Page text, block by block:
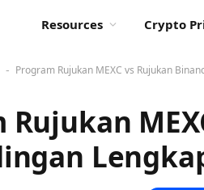
Resources Crypto
- Program Rujukan MEXC vs Rujukan
Rujukan